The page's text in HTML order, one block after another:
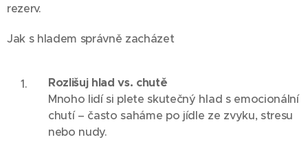
rezerv.
Jak s hladem správně zacházet
Rozlišuj hlad vs. chutě
Mnoho lidí si plete skutečný hlad s emocionální
chutí – často saháme po jídle ze zvyku, stresu
nebo nudy.